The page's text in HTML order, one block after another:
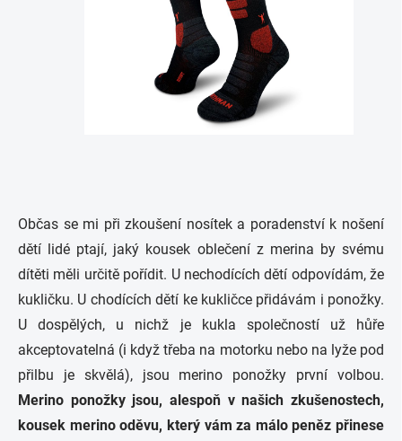
Občas se mi při zkoušení nosítek a poradenství k nošení
dětí lidé ptají, jaký kousek oblečení z merina by svému
dítěti měli určitě pořídit. U nechodících dětí odpovídám, že
kukličku. U chodících dětí ke kukličce přidávám i ponožky.
U dospělých, u nichž je kukla společností už hůře
akceptovatelná (i když třeba na motorku nebo na lyže pod
přilbu je skvělá), jsou merino ponožky první volbou.
Merino ponožky jsou, alespoň v našich zkušenostech,
kousek merino oděvu, který vám za málo peněz přinese